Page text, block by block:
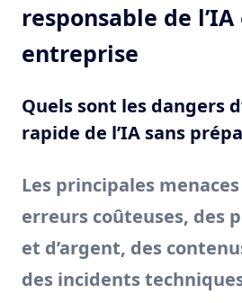
responsable de l’IA
entreprise
Quels sont les dangers
rapide de l’IA sans
Les principales
erreurs coûteuses, des
et d’argent, des
des incidents